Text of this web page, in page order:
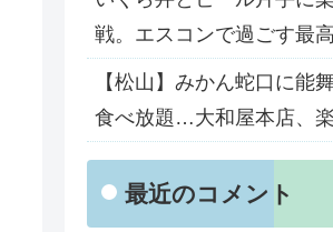
戦。エスコンで過ごす最
【松山】みかん蛇口に能
食べ放題…大和屋本店、楽
最近のコメント